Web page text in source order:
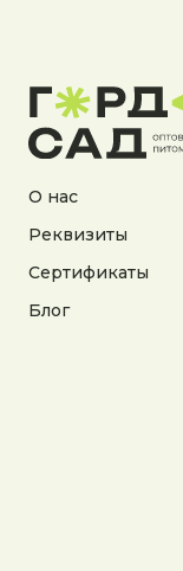
О нас
Реквизиты
Сертификаты
Блог
© 2025 Гордеев Сад. Все
на сайте носит
Согласие на получение